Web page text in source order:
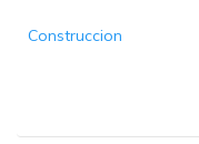
Construccion